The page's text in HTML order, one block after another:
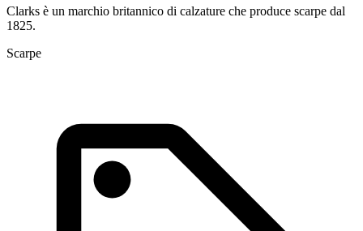
Clarks è un marchio britannico di calzature che produce scarpe dal
1825.
Scarpe